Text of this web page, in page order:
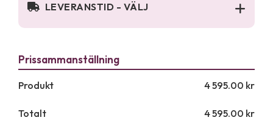
LEVERANSTID - VÄLJ
Produkt 4 595.00 kr
Totalt 4 595.00 kr